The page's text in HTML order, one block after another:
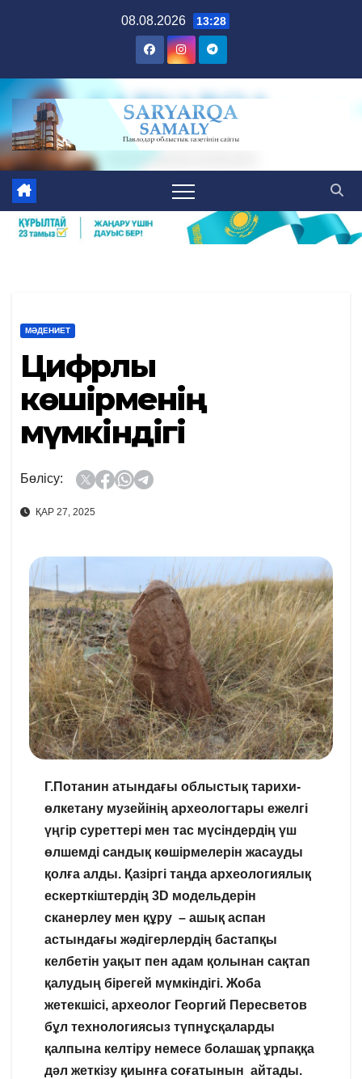
08.08.2026 13:28
МӘДЕНИЕТ
Цифрлық
көшірменің
мүмкіндігі
Бөлісу:
ҚАР 27, 2025
Г.Потанин атындағы облыстық тарихи-
өлкетану музейінің археологтары ежелгі
үңгір суреттері мен тас мүсіндердің үш
өлшемді сандық көшірмелерін жасауды
қолға алды. Қазіргі таңда археологиялық
ескерткіштердің 3D модельдерін
сканерлеу мен құру – ашық аспан
астындағы жәдігерлердің бастапқы
келбетін уақыт пен адам қолынан сақтап
қалудың бірегей мүмкіндігі. Жоба
жетекшісі, археолог Георгий Пересветов
бұл технологиясыз түпнұсқаларды
қалпына келтіру немесе болашақ ұрпаққа
дәл жеткізу қиынға соғатынын айтады.